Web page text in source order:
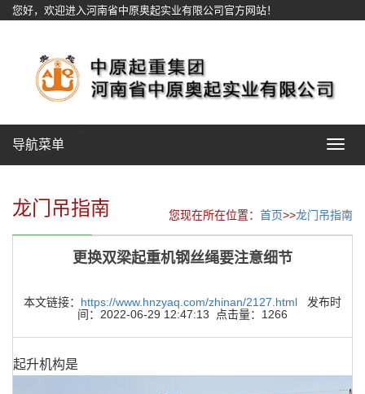
您好，欢迎进入河南省中原奥起实业有限公司官方网站！
Toggle
导航菜单
龙门吊指南 您现在所在位置： 首页>>龙门吊指南
更换双梁起重机钢丝绳要注意细节
本文链接： https://www.hnzyaq.com/zhinan/2127.html 发布时
间：2022-06-29 12:47:13 点击量：1266
起升机构是